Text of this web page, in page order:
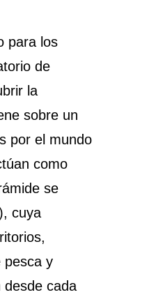
para los
de
la
sobre un
por el mundo
como
se
cuya
pesca y
desde cada